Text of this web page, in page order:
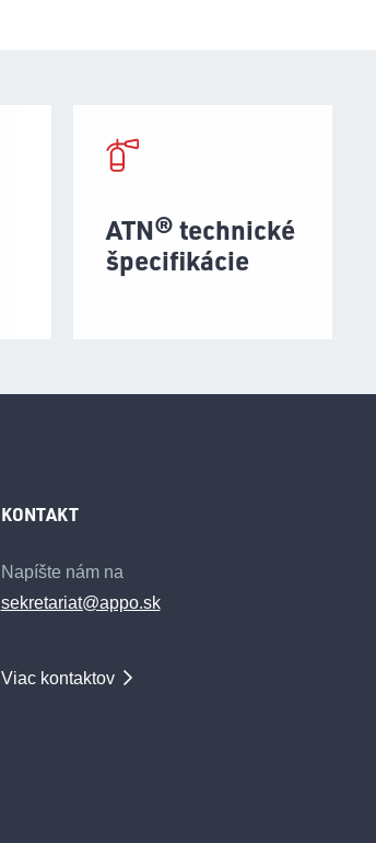
ATN® technické
špecifikácie
KONTAKT
Napíšte nám na
sekretariat@appo.sk
Viac kontaktov